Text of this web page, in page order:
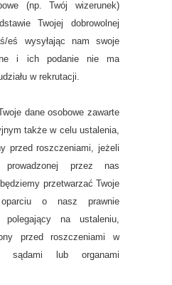
(np. Twój wizerunek)
Twojej dobrowolnej
eś wysyłając nam swoje
i ich podanie nie ma
w rekrutacji.
dane osobowe zawarte
także w celu ustalenia,
przed roszczeniami, jeżeli
prowadzonej przez nas
przetwarzać Twoje
o nasz prawnie
polegający na ustaleniu,
przed roszczeniami w
sądami lub organami